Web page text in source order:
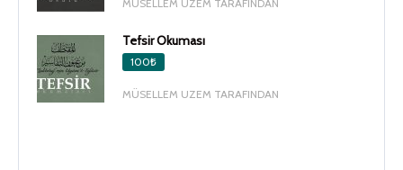
MÜSELLEM UZEM TARAFINDAN
Tefsir Okuması
100₺
MÜSELLEM UZEM TARAFINDAN